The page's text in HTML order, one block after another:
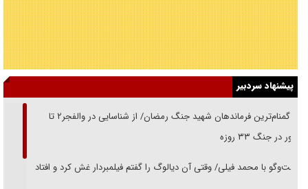
پیشنهاد سردبیر
از گمنام‌ترین فرماندهان شهید جنگ رمضان/ از شناسایی در والفجر۲ تا
حضور در جنگ ۳۳ روزه
گفت‌وگو با محمد فیلی/ وقتی آن دیالوگ را گفتم فیلمبردار غش کرد و افتاد